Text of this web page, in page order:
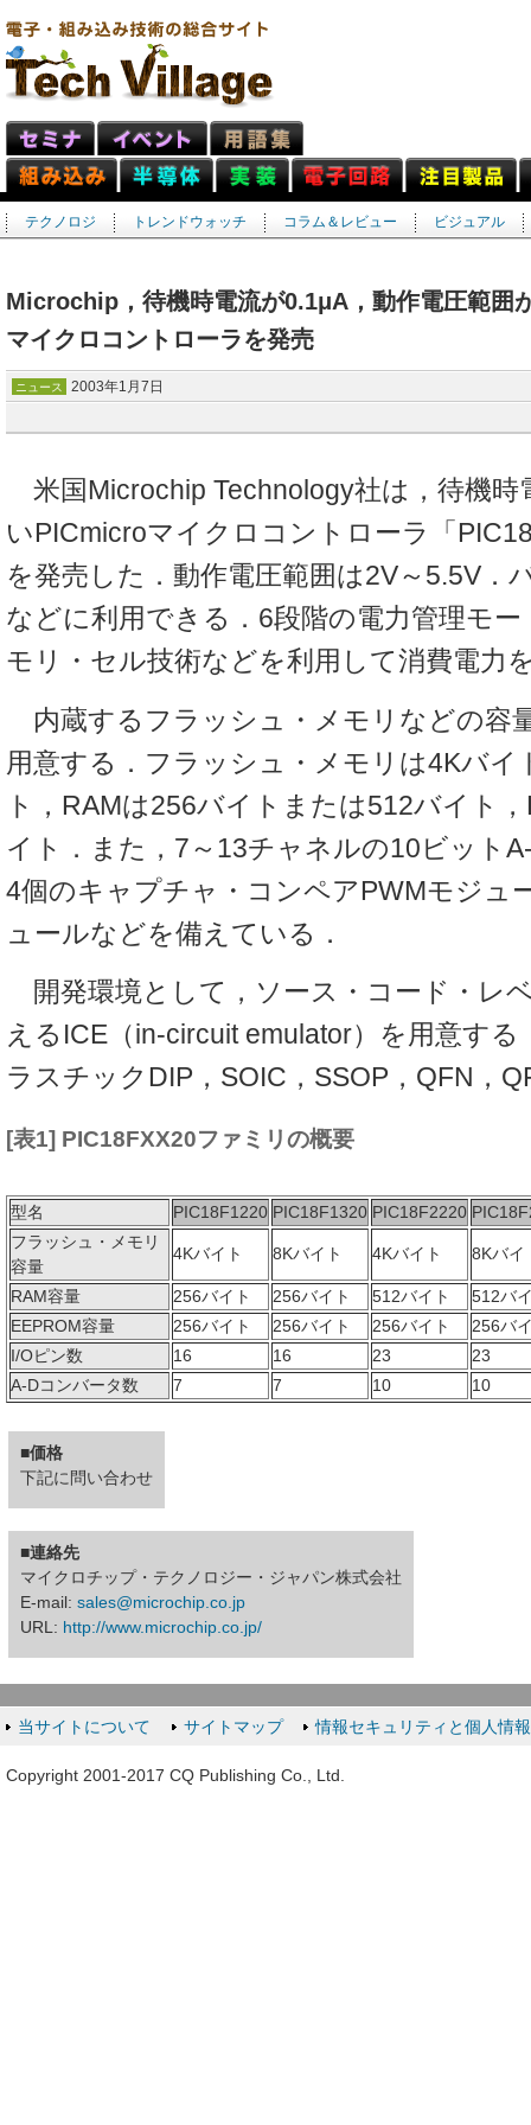
テクノロジ トレンドウォッチ コラム＆レビュー ビジュアル
Microchip，待機時電流が0.1μA，動作電圧範囲
マイクロコントローラを発売
ニュース 2003年1月7日
米国Microchip Technology社は，待機時
いPICmicroマイクロコントローラ「
を発売した．動作電圧範囲は2V～5.5V．
などに利用できる．6段階の電力管理モ
モリ・セル技術などを利用して消費電力
内蔵するフラッシュ・メモリなどの容
用意する．フラッシュ・メモリは4Kバイ
ト，RAMは256バイトまたは512バイト
イト．また，7～13チャネルの10ビット
4個のキャプチャ・コンペアPWMモジュ
ュールなどを備えている．
開発環境として，ソース・コード・レ
えるICE（in-circuit emulator）を用意す
ラスチックDIP，SOIC，SSOP，QFN，
[表1] PIC18FXX20ファミリの概要
型名 PIC18F1220 PIC18F1320 PIC18F2220
フラッシュ・メモリ
容量
4Kバイト 8Kバイト 4Kバイト 8Kバイ
RAM容量 256バイト 256バイト 512バイト
512バ
EEPROM容量
256バイト 256バイト 256バイト
256バ
I/Oピン数
16 16 23
23
A-Dコンバータ数
7 7 10 10
■価格
下記に問い合わせ
■連絡先
マイクロチップ・テクノロジー・ジャパン株式会社
E-mail: sales@microchip.co.jp
URL: http://www.microchip.co.jp/
当サイトについて サイトマップ 情報セキュリティと個人情
Copyright 2001-2017 CQ Publishing Co., Ltd.